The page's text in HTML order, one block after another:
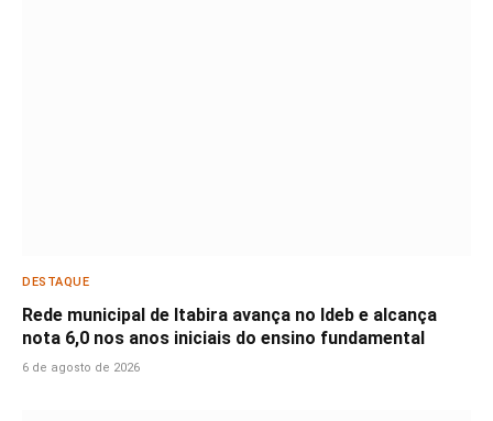
DESTAQUE
Rede municipal de Itabira avança no Ideb e alcança
nota 6,0 nos anos iniciais do ensino fundamental
6 de agosto de 2026